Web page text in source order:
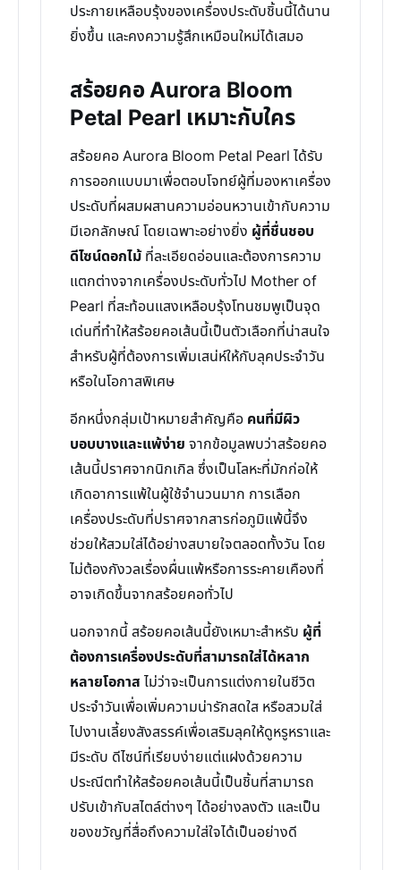
ประกายเหลือบรุ้งของเครื่องประดับชิ้นนี้ได้นาน
ยิ่งขึ้น และคงความรู้สึกเหมือนใหม่ได้เสมอ
สร้อยคอ Aurora Bloom
Petal Pearl เหมาะกับใคร
สร้อยคอ Aurora Bloom Petal Pearl ได้รับ
การออกแบบมาเพื่อตอบโจทย์ผู้ที่มองหาเครื่อง
ประดับที่ผสมผสานความอ่อนหวานเข้ากับความ
มีเอกลักษณ์ โดยเฉพาะอย่างยิ่ง ผู้ที่ชื่นชอบ
ดีไซน์ดอกไม้ที่ละเอียดอ่อนและต้องการความ
แตกต่างจากเครื่องประดับทั่วไป Mother of
Pearl ที่สะท้อนแสงเหลือบรุ้งโทนชมพูเป็นจุด
เด่นที่ทำให้สร้อยคอเส้นนี้เป็นตัวเลือกที่น่าสนใจ
สำหรับผู้ที่ต้องการเพิ่มเสน่ห์ให้กับลุคประจำวัน
หรือในโอกาสพิเศษ
อีกหนึ่งกลุ่มเป้าหมายสำคัญคือ คนที่มีผิว
บอบบางและแพ้ง่าย จากข้อมูลพบว่าสร้อยคอ
เส้นนี้ปราศจากนิกเกิล ซึ่งเป็นโลหะที่มักก่อให้
เกิดอาการแพ้ในผู้ใช้จำนวนมาก การเลือก
เครื่องประดับที่ปราศจากสารก่อภูมิแพ้นี้จึง
ช่วยให้สวมใส่ได้อย่างสบายใจตลอดทั้งวัน โดย
ไม่ต้องกังวลเรื่องผื่นแพ้หรือการระคายเคืองที่
อาจเกิดขึ้นจากสร้อยคอทั่วไป
นอกจากนี้ สร้อยคอเส้นนี้ยังเหมาะสำหรับ ผู้ที่
ต้องการเครื่องประดับที่สามารถใส่ได้หลาก
หลายโอกาส ไม่ว่าจะเป็นการแต่งกายในชีวิต
ประจำวันเพื่อเพิ่มความน่ารักสดใส หรือสวมใส่
ไปงานเลี้ยงสังสรรค์เพื่อเสริมลุคให้ดูหรูหราและ
มีระดับ ดีไซน์ที่เรียบง่ายแต่แฝงด้วยความ
ประณีตทำให้สร้อยคอเส้นนี้เป็นชิ้นที่สามารถ
ปรับเข้ากับสไตล์ต่างๆ ได้อย่างลงตัว และเป็น
ของขวัญที่สื่อถึงความใส่ใจได้เป็นอย่างดี